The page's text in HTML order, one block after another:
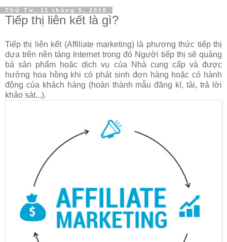
Thứ Tư, 11 tháng 5, 2016
Tiếp thị liên kết là gì?
Tiếp thị liên kết (Affiliate marketing) là phương thức tiếp thị
dựa trên nền tảng Internet trong đó Người tiếp thị sẽ quảng
bá sản phẩm hoặc dịch vụ của Nhà cung cấp và được
hưởng hoa hồng khi có phát sinh đơn hàng hoặc có hành
động của khách hàng (hoàn thành mẫu đăng kí, tải, trả lời
khảo sát...).